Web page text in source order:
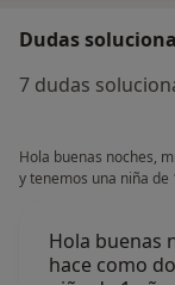
Dudas
7 dudas
Hola buenas noches,
y tenemos una niña de
Hola buenas
hace como